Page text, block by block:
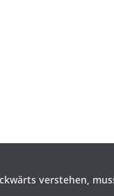
verstehen,